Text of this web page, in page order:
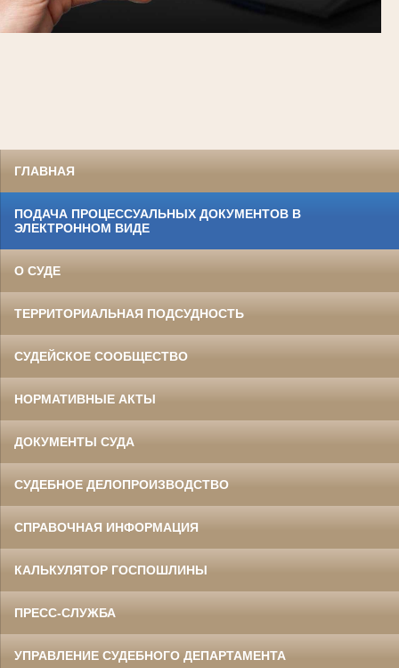
ГЛАВНАЯ
ПОДАЧА ПРОЦЕССУАЛЬНЫХ ДОКУМЕНТОВ В
ЭЛЕКТРОННОМ ВИДЕ
О СУДЕ
ТЕРРИТОРИАЛЬНАЯ ПОДСУДНОСТЬ
СУДЕЙСКОЕ СООБЩЕСТВО
НОРМАТИВНЫЕ АКТЫ
ДОКУМЕНТЫ СУДА
СУДЕБНОЕ ДЕЛОПРОИЗВОДСТВО
СПРАВОЧНАЯ ИНФОРМАЦИЯ
КАЛЬКУЛЯТОР ГОСПОШЛИНЫ
ПРЕСС-СЛУЖБА
УПРАВЛЕНИЕ СУДЕБНОГО ДЕПАРТАМЕНТА